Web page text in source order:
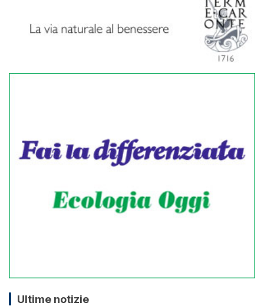
Ultime notizie